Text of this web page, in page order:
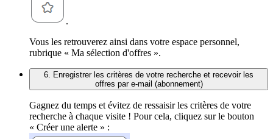
.
Vous les retrouverez ainsi dans votre espace personnel,
rubrique « Ma sélection d'offres ».
6. Enregistrer les critères de votre recherche et recevoir les
offres par e-mail (abonnement)
Gagnez du temps et évitez de ressaisir les critères de votre
recherche à chaque visite ! Pour cela, cliquez sur le bouton
« Créer une alerte » :